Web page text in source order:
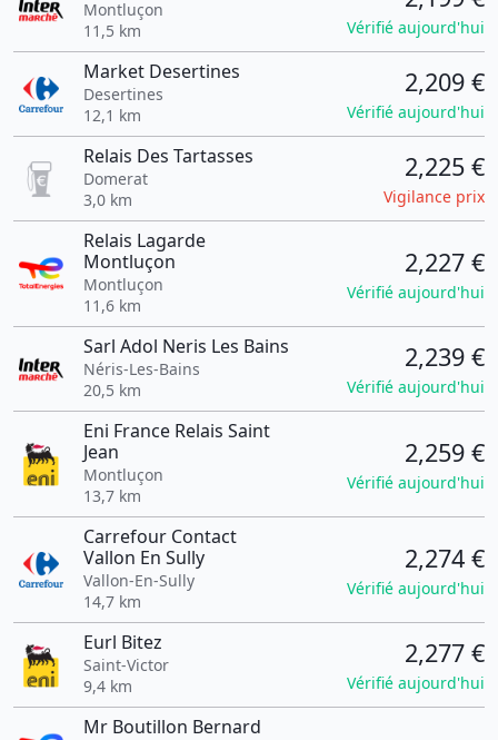
Montluçon
11,5 km
Vérifié aujourd'hui
Market Desertines
Desertines
12,1 km
2,209 €
Vérifié aujourd'hui
Relais Des Tartasses
Domerat
3,0 km
2,225 €
Vigilance prix
Relais Lagarde
Montluçon
Montluçon
11,6 km
2,227 €
Vérifié aujourd'hui
Sarl Adol Neris Les Bains
Néris-Les-Bains
20,5 km
2,239 €
Vérifié aujourd'hui
Eni France Relais Saint
Jean
Montluçon
13,7 km
2,259 €
Vérifié aujourd'hui
Carrefour Contact
Vallon En Sully
Vallon-En-Sully
14,7 km
2,274 €
Vérifié aujourd'hui
Eurl Bitez
Saint-Victor
9,4 km
2,277 €
Vérifié aujourd'hui
Mr Boutillon Bernard